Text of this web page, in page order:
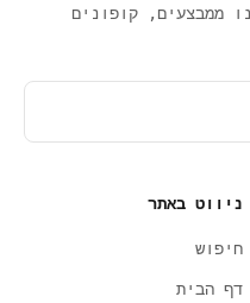
ממבצעים, קופונים
ניווט באתר
חיפוש
דף הבית